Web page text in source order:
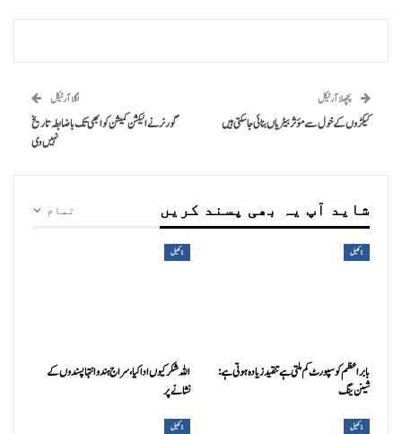
پچھلا آرٹیکل
کیکڑوں کے خول سے مؤثر بیٹریاں بنائی جا سکتی ہیں
اگلا آرٹیکل
گورنر نے الیکشن کمیشن کو ابھی تک باضابطہ تاریخ
نہیں دی
تمام شاید آپ یہ بھی پسند کریں
1کھیل
بابر اعظم کو سپورٹ کم ملتی ہے تنقید زیادہ ہوتی ہے:
شینن ینگ
1کھیل
اللہ شکر کیوں ادا کیا، سراج ہندو انتہاپسندوں کے
نشانے پر
1کھیل 1کھیل